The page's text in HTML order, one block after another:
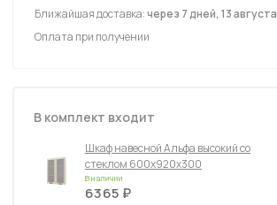
Ближайшая доставка:через 7 дней, 13 августа
Оплата при получении
В комплект входит
Шкаф навесной Альфа высокий со
стеклом 600х920х300
В наличии
6365